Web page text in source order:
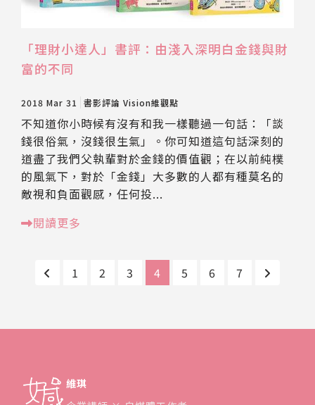
「理財小達人」書評：由淺入深明白金錢與財
富的不同
2018 Mar 31 書影評論 Vision維觀點
不知道你小時候有沒有和我一樣聽過一句話：「談
錢很俗氣，沒錢很生氣」。你可知道這句話深刻的
道盡了我們父執輩對於金錢的價值觀；在以前純樸
的風氣下，對於「金錢」大多數的人都有種莫名的
敵視和負面觀感，任何投...
閱讀更多
1 2 3 4 5 6 7
維琪